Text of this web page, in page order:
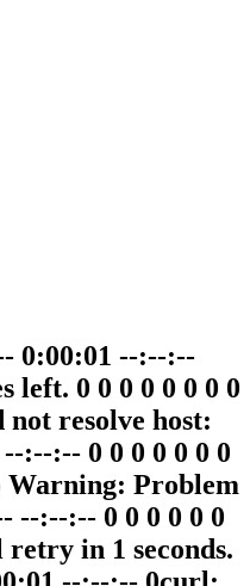
0:00:01 --:--:--
0 0 0 0 0 0 0 0
resolve host:
:--:-- 0 0 0 0 0 0 0
Warning: Problem
--:--:-- 0 0 0 0 0 0
in 1 seconds.